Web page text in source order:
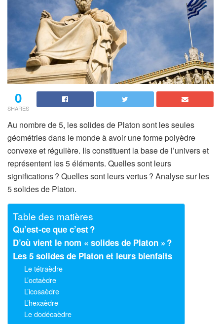
0
SHARES
Au nombre de 5, les solides de Platon sont les seules
géométries dans le monde à avoir une forme polyèdre
convexe et régulière. Ils constituent la base de l’univers et
représentent les 5 éléments. Quelles sont leurs
significations ? Quelles sont leurs vertus ? Analyse sur les
5 solides de Platon.
Table des matières
Qu’est-ce que c’est ?
D’où vient le nom « solides de Platon » ?
Les 5 solides de Platon et leurs bienfaits
Le tétraèdre
L’octaèdre
L’icosaèdre
L’hexaèdre
Le dodécaèdre